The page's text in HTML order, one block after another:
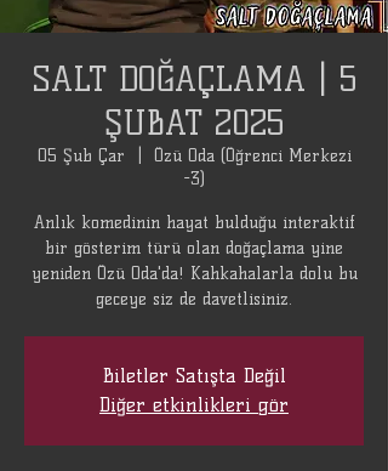
SALT DOĞAÇLAMA | 5
ŞUBAT 2025
05 Şub Çar
Özü Oda (Öğrenci Merkezi
-3)
Anlık komedinin hayat bulduğu interaktif
bir gösterim türü olan doğaçlama yine
yeniden Özü Oda'da! Kahkahalarla dolu bu
geceye siz de davetlisiniz.
Biletler Satışta Değil
Diğer etkinlikleri gör